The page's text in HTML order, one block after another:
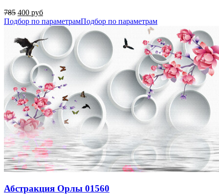
785 400 руб
Подбор по параметрамПодбор по параметрам
Абстракция Орлы 01560